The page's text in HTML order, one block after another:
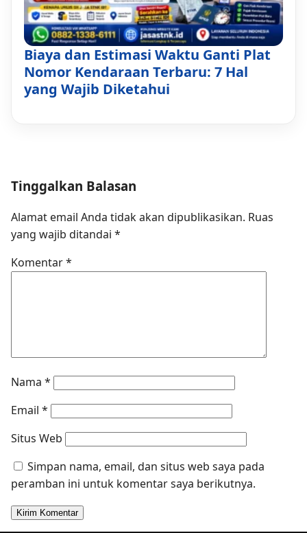
Biaya dan Estimasi Waktu Ganti Plat
Nomor Kendaraan Terbaru: 7 Hal
yang Wajib Diketahui
Tinggalkan Balasan
Alamat email Anda tidak akan dipublikasikan. Ruas
yang wajib ditandai *
Komentar*
Nama *
Email *
Situs Web
Simpan nama, email, dan situs web saya pada
peramban ini untuk komentar saya berikutnya.